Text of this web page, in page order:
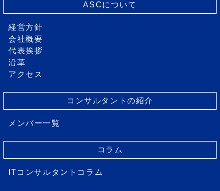
ASCについて
経営方針
会社概要
代表挨拶
沿革
アクセス
コンサルタントの紹介
メンバー一覧
コラム
ITコンサルタントコラム